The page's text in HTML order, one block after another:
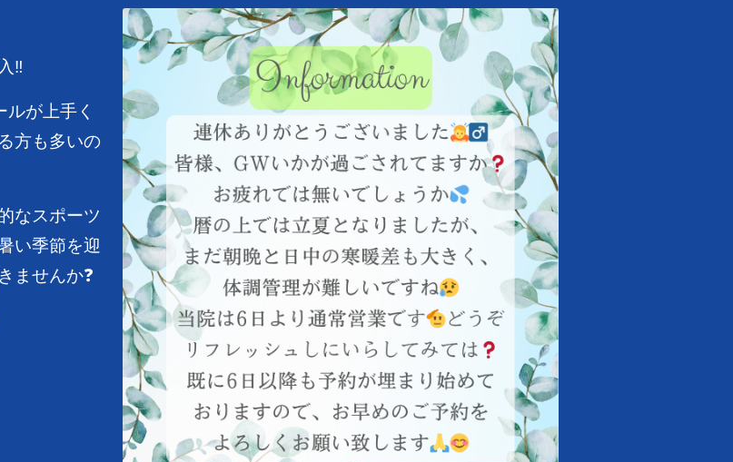
‼️
が上手く
方も多いの
なスポーツ
い季節を迎
ませんか❓